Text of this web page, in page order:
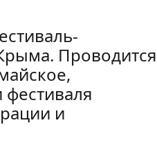
Проводится
и